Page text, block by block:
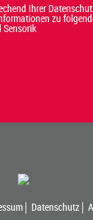
Ihrer
zu
Sensorik
Datenschutz